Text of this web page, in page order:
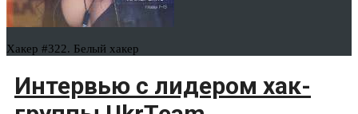
Хакер #322. Белый хакер
Интервью с лидером хак-